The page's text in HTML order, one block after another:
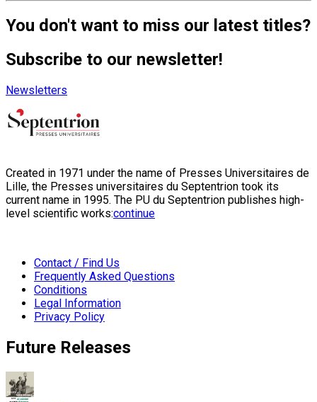
You don't want to miss our latest titles?
Subscribe to our newsletter!
Newsletters
Created in 1971 under the name of Presses Universitaires de
Lille, the Presses universitaires du Septentrion took its
current name in 1995. The PU du Septentrion publishes high-
level scientific works:continue
Contact / Find Us
Frequently Asked Questions
Conditions
Legal Information
Privacy Policy
Future Releases